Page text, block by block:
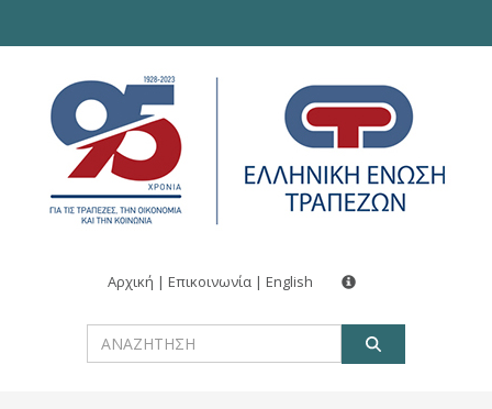
Αρχική | Επικοινωνία | English